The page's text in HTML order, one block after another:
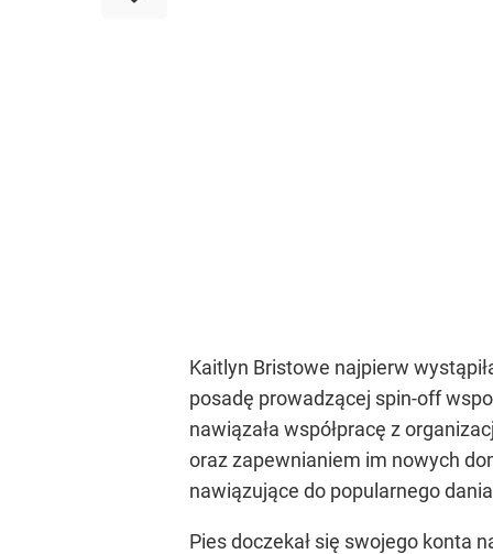
Kaitlyn Bristowe najpierw
posadę prowadzącej spin-off
nawiązała współpracę z
oraz zapewnianiem im nowych
nawiązujące do popularnego
Pies doczekał się swojego konta